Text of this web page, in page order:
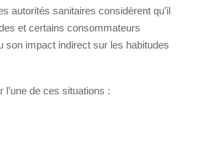
autorités sanitaires considèrent qu’il
et certains consommateurs
son impact indirect sur les habitudes
de ces situations :